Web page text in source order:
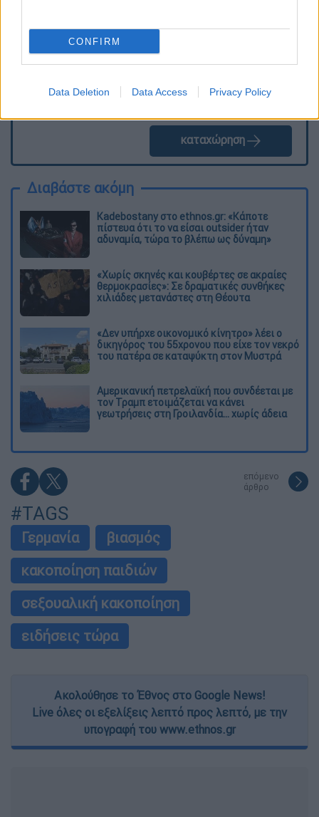
CONFIRM
Data Deletion Data Access Privacy Policy
καταχώρηση
Διαβάστε ακόμη
Kadebostany στο ethnos.gr: «Κάποτε
πίστευα ότι το να είσαι outsider ήταν
αδυναμία, τώρα το βλέπω ως δύναμη»
«Χωρίς σκηνές και κουβέρτες σε ακραίες
θερμοκρασίες»: Σε δραματικές συνθήκες
χιλιάδες μετανάστες στη Θέουτα
«Δεν υπήρχε οικονομικό κίνητρο» λέει ο
δικηγόρος του 55χρονου που είχε τον νεκρό
του πατέρα σε καταψύκτη στον Μυστρά
Αμερικανική πετρελαϊκή που συνδέεται με
τον Τραμπ ετοιμάζεται να κάνει
γεωτρήσεις στη Γροιλανδία... χωρίς άδεια
επόμενο
άρθρο
#TAGS
Γερμανία
βιασμός
κακοποίηση παιδιών
σεξουαλική κακοποίηση
ειδήσεις τώρα
Ακολούθησε το Έθνος στο Google News!
Live όλες οι εξελίξεις λεπτό προς λεπτό, με την
υπογραφή του www.ethnos.gr